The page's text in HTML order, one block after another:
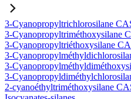
3-Cyanopropyltrichlorosilane
3-Cyanopropyltriméthoxysilane
3-Cyanopropyltriéthoxysilane
3-
3-
3-
2-cyanoéthyltriméthoxysilane